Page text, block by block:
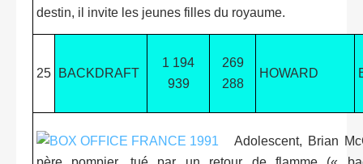
destin, il invite les jeunes filles du royaume.
25 BACKDRAFT
1 194
939
269
288
HOWARD
Adolescent, Brian